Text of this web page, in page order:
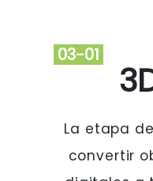
03-01
La etapa
convertir